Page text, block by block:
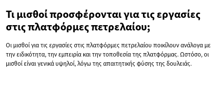
Τι μισθοί προσφέρονται για τις εργασίες
στις πλατφόρμες πετρελαίου;
Οι μισθοί για τις εργασίες στις πλατφόρμες πετρελαίου ποικίλουν ανάλογα με
την ειδικότητα, την εμπειρία και την τοποθεσία της πλατφόρμας. Ωστόσο, οι
μισθοί είναι γενικά υψηλοί, λόγω της απαιτητικής φύσης της δουλειάς.